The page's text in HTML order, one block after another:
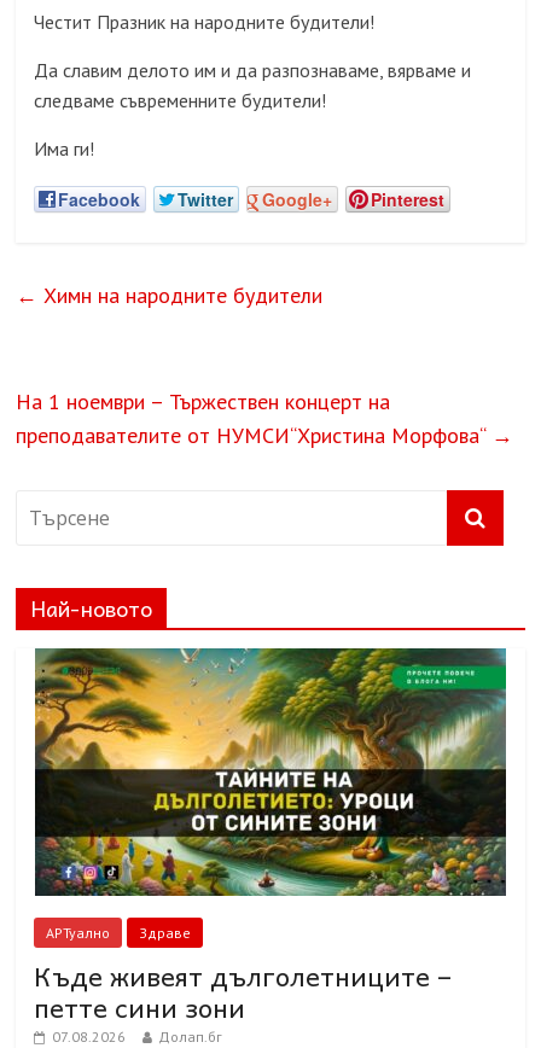
Честит Празник на народните будители!
Да славим делото им и да разпознаваме, вярваме и
следваме съвременните будители!
Има ги!
Facebook Twitter Google+ Pinterest
← Химн на народните будители
На 1 ноември – Тържествен концерт на
преподавателите от НУМСИ“Христина Морфова“ →
Най-новото
АРТуално Здраве
Къде живеят дълголетниците –
петте сини зони
07.08.2026 Долап.бг